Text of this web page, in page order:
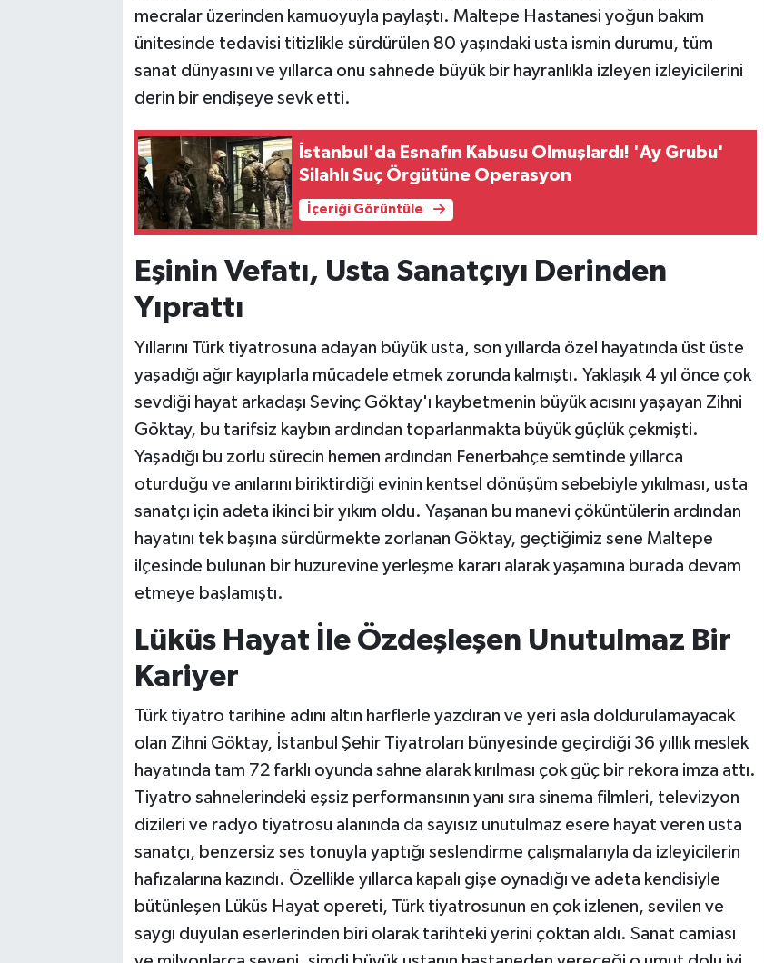
mecralar üzerinden kamuoyuyla paylaştı. Maltepe Hastanesi yoğun bakım
ünitesinde tedavisi titizlikle sürdürülen 80 yaşındaki usta ismin durumu, tüm
sanat dünyasını ve yıllarca onu sahnede büyük bir hayranlıkla izleyen izleyicilerini
derin bir endişeye sevk etti.
İstanbul'da Esnafın Kabusu Olmuşlardı! 'Ay Grubu'
Silahlı Suç Örgütüne Operasyon
İçeriği Görüntüle
Eşinin Vefatı, Usta Sanatçıyı Derinden
Yıprattı
Yıllarını Türk tiyatrosuna adayan büyük usta, son yıllarda özel hayatında üst üste
yaşadığı ağır kayıplarla mücadele etmek zorunda kalmıştı. Yaklaşık 4 yıl önce çok
sevdiği hayat arkadaşı Sevinç Göktay'ı kaybetmenin büyük acısını yaşayan Zihni
Göktay, bu tarifsiz kaybın ardından toparlanmakta büyük güçlük çekmişti.
Yaşadığı bu zorlu sürecin hemen ardından Fenerbahçe semtinde yıllarca
oturduğu ve anılarını biriktirdiği evinin kentsel dönüşüm sebebiyle yıkılması, usta
sanatçı için adeta ikinci bir yıkım oldu. Yaşanan bu manevi çöküntülerin ardından
hayatını tek başına sürdürmekte zorlanan Göktay, geçtiğimiz sene Maltepe
ilçesinde bulunan bir huzurevine yerleşme kararı alarak yaşamına burada devam
etmeye başlamıştı.
Lüküs Hayat İle Özdeşleşen Unutulmaz Bir
Kariyer
Türk tiyatro tarihine adını altın harflerle yazdıran ve yeri asla doldurulamayacak
olan Zihni Göktay, İstanbul Şehir Tiyatroları bünyesinde geçirdiği 36 yıllık meslek
hayatında tam 72 farklı oyunda sahne alarak kırılması çok güç bir rekora imza attı.
Tiyatro sahnelerindeki eşsiz performansının yanı sıra sinema filmleri, televizyon
dizileri ve radyo tiyatrosu alanında da sayısız unutulmaz esere hayat veren usta
sanatçı, benzersiz ses tonuyla yaptığı seslendirme çalışmalarıyla da izleyicilerin
hafızalarına kazındı. Özellikle yıllarca kapalı gişe oynadığı ve adeta kendisiyle
bütünleşen Lüküs Hayat opereti, Türk tiyatrosunun en çok izlenen, sevilen ve
saygı duyulan eserlerinden biri olarak tarihteki yerini çoktan aldı. Sanat camiası